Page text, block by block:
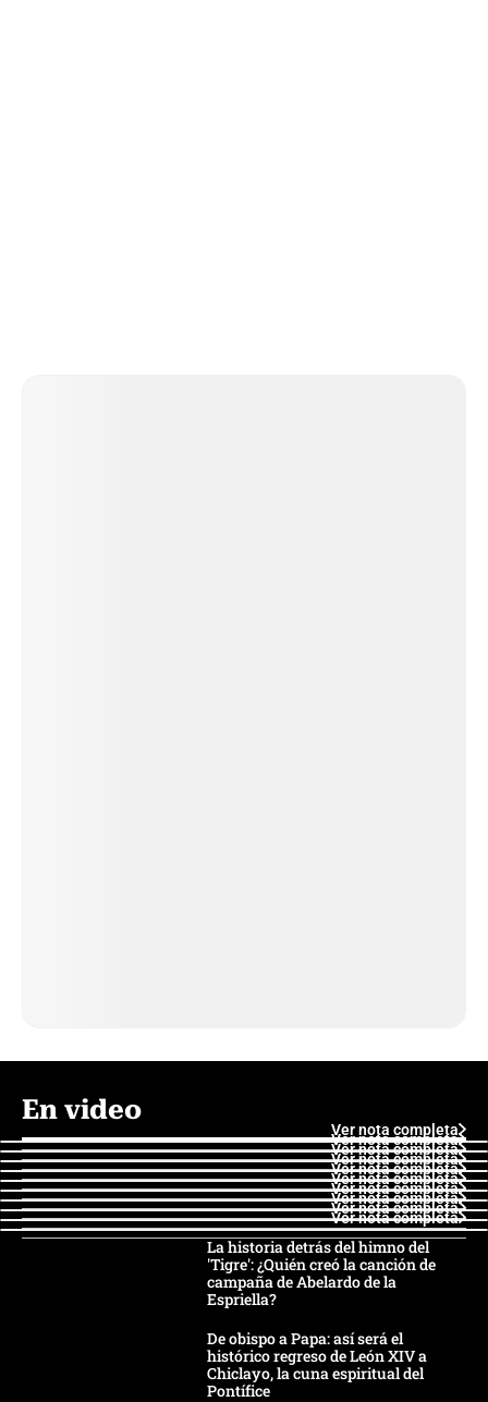
En video
Ver nota completa
Ver nota completa
Ver nota completa
Ver nota completa
Ver nota completa
Ver nota completa
Ver nota completa
Ver nota completa
Ver nota completa
Ver nota completa
La historia detrás del himno del
'Tigre': ¿Quién creó la canción de
campaña de Abelardo de la
Espriella?
De obispo a Papa: así será el
histórico regreso de León XIV a
Chiclayo, la cuna espiritual del
Pontífice